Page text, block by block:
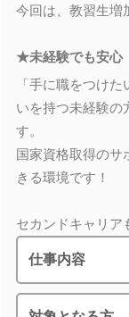
今回は、教習生増
★未経験でも安心
「手に職をつけ
いを持つ未経験の
す。
国家資格取得のサ
きる環境です！
セカンドキャリア
仕事内容